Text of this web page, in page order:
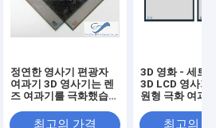
정연한 영사기 편광자
여과기 3D 영사기는 렌
즈 여과기를 극화했습니
최고의 가격
3D 영화 - 세트
3D LCD 영사기
원형 극화 여과
최고의